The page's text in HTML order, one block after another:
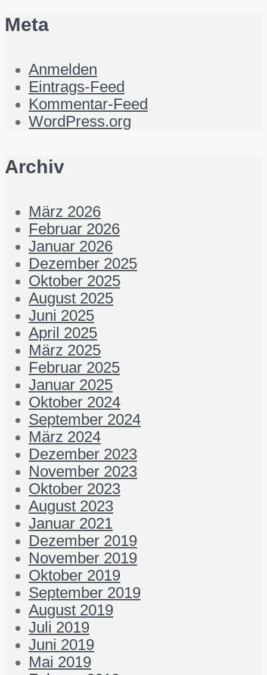
Meta
Anmelden
Eintrags-Feed
Kommentar-Feed
WordPress.org
Archiv
März 2026
Februar 2026
Januar 2026
Dezember 2025
Oktober 2025
August 2025
Juni 2025
April 2025
März 2025
Februar 2025
Januar 2025
Oktober 2024
September 2024
März 2024
Dezember 2023
November 2023
Oktober 2023
August 2023
Januar 2021
Dezember 2019
November 2019
Oktober 2019
September 2019
August 2019
Juli 2019
Juni 2019
Mai 2019